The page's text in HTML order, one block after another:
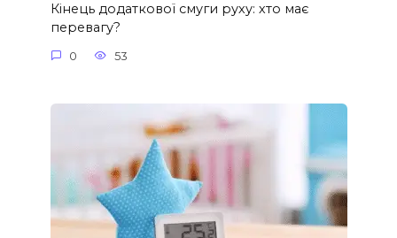
Кінець додаткової смуги руху: хто має
перевагу?
0 53